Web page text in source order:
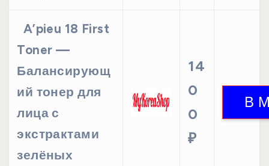
A’pieu 18 First
Toner —
Балансирующ
ий тонер для
лица с
экстрактами
зелёных
14
0
0
₽